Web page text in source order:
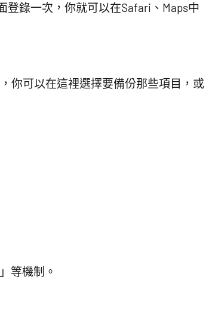
登錄一次，你就可以在Safari、Maps中
你可以在這裡選擇要備份那些項目，或
等機制。